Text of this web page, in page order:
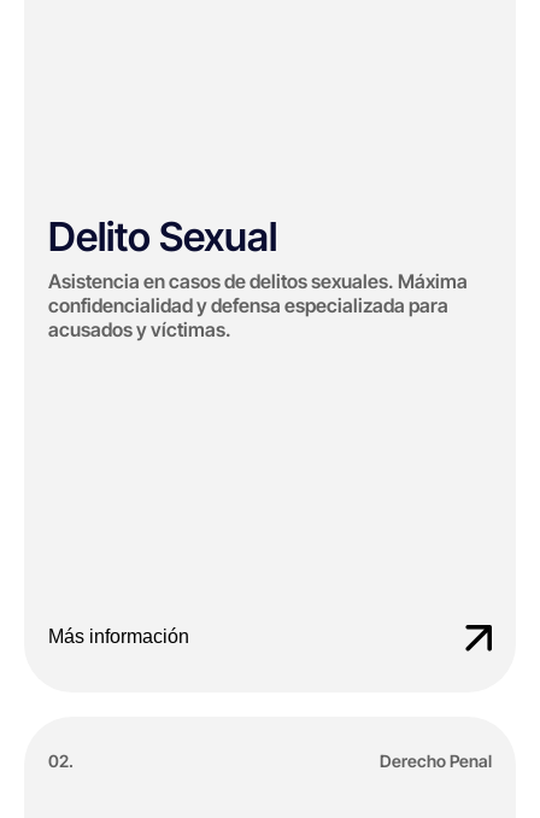
Delito Sexual
Asistencia en casos de delitos sexuales. Máxima
confidencialidad y defensa especializada para
acusados y víctimas.
Más información
02. Derecho Penal